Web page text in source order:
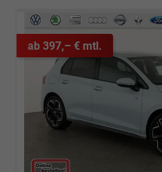
ab 397,– € mtl.